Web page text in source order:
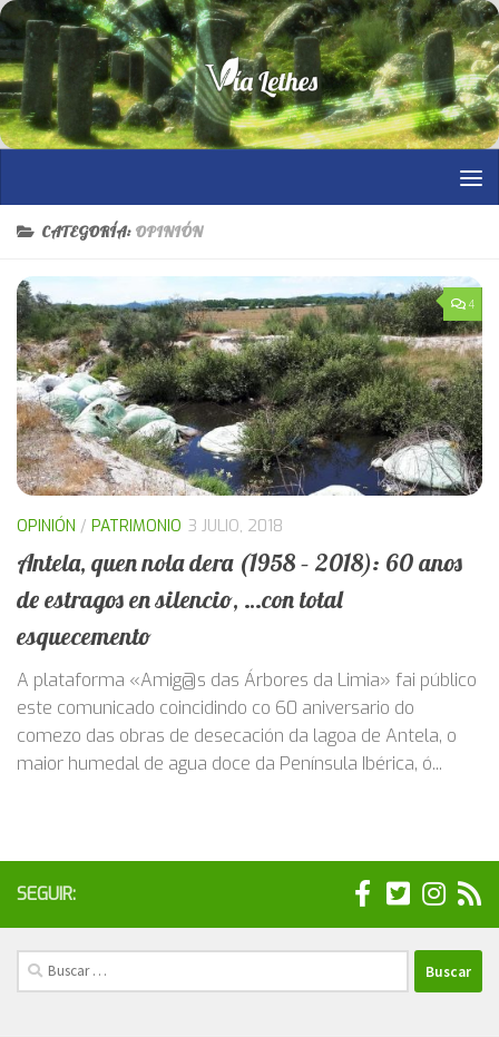
Saltar al contenido
CATEGORÍA: OPINIÓN
4
OPINIÓN / PATRIMONIO 3 JULIO, 2018
Antela, quen nola dera (1958 – 2018): 60 anos
de estragos en silencio, …con total
esquecemento
A plataforma «Amig@s das Árbores da Limia» fai público
este comunicado coincidindo co 60 aniversario do
comezo das obras de desecación da lagoa de Antela, o
maior humedal de agua doce da Península Ibérica, ó...
SEGUIR:
Buscar: